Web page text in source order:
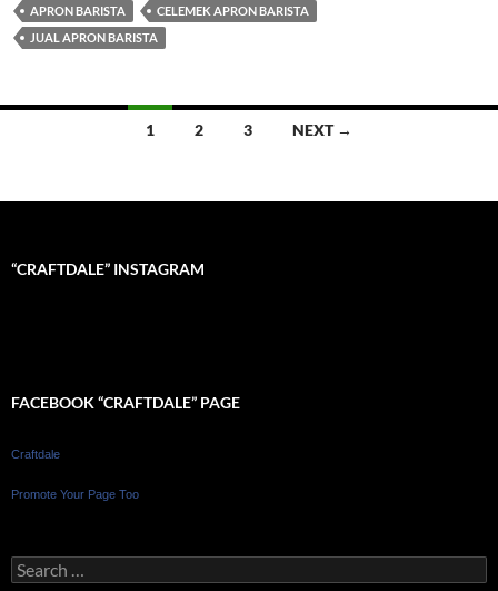
APRON BARISTA
CELEMEK APRON BARISTA
JUAL APRON BARISTA
1 2 3 NEXT →
“CRAFTDALE” INSTAGRAM
FACEBOOK “CRAFTDALE” PAGE
Craftdale
Promote Your Page Too
Search
for: